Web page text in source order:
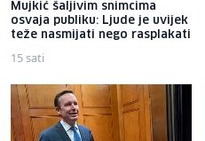
Mujkić šaljivim snimcima
osvaja publiku: Ljude je uvijek
teže nasmijati nego rasplakati
15 sati